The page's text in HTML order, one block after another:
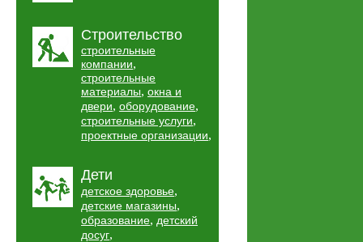
Строительство
строительные
компании,
строительные
материалы, окна и
двери, оборудование,
строительные услуги,
проектные организации,
Дети
детское здоровье,
детские магазины,
образование, детский
досуг,